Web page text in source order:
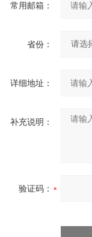
常用邮箱：
省份：
详细地址：
补充说明：
验证码：